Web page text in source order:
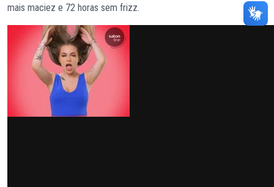
mais maciez e 72 horas sem frizz.